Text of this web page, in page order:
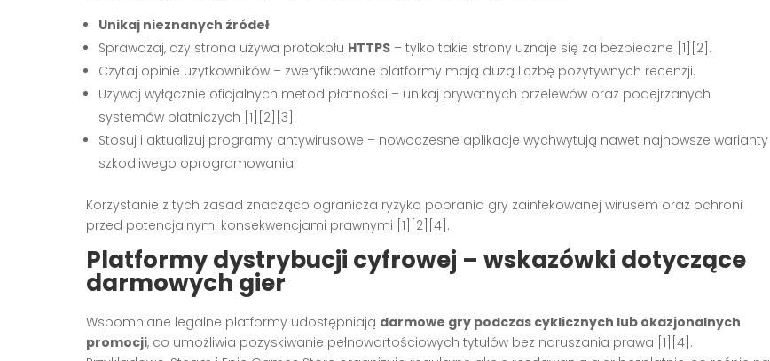
Unikaj nieznanych źródeł
Sprawdzaj, czy strona używa protokołu HTTPS – tylko takie strony uznaje się za bezpieczne [1][2] .
Czytaj opinie użytkowników – zweryfikowane platformy mają dużą liczbę pozytywnych recenzji.
Używaj wyłącznie oficjalnych metod płatności – unikaj prywatnych przelewów oraz podejrzanych
systemów płatniczych [1][2][3] .
Stosuj i aktualizuj programy antywirusowe – nowoczesne aplikacje wychwytują nawet najnowsze warianty
szkodliwego oprogramowania.
Korzystanie z tych zasad znacząco ogranicza ryzyko pobrania gry zainfekowanej wirusem oraz ochroni
przed potencjalnymi konsekwencjami prawnymi [1][2][4] .
Platformy dystrybucji cyfrowej – wskazówki dotyczące
darmowych gier
Wspomniane legalne platformy udostępniają darmowe gry podczas cyklicznych lub okazjonalnych
promocji, co umożliwia pozyskiwanie pełnowartościowych tytułów bez naruszania prawa [1][4] .